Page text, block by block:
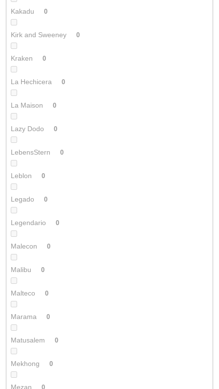
Kakadu 0
Kirk and Sweeney 0
Kraken 0
La Hechicera 0
La Maison 0
Lazy Dodo 0
LebensStern 0
Leblon 0
Legado 0
Legendario 0
Malecon 0
Malibu 0
Malteco 0
Marama 0
Matusalem 0
Mekhong 0
Mezan 0